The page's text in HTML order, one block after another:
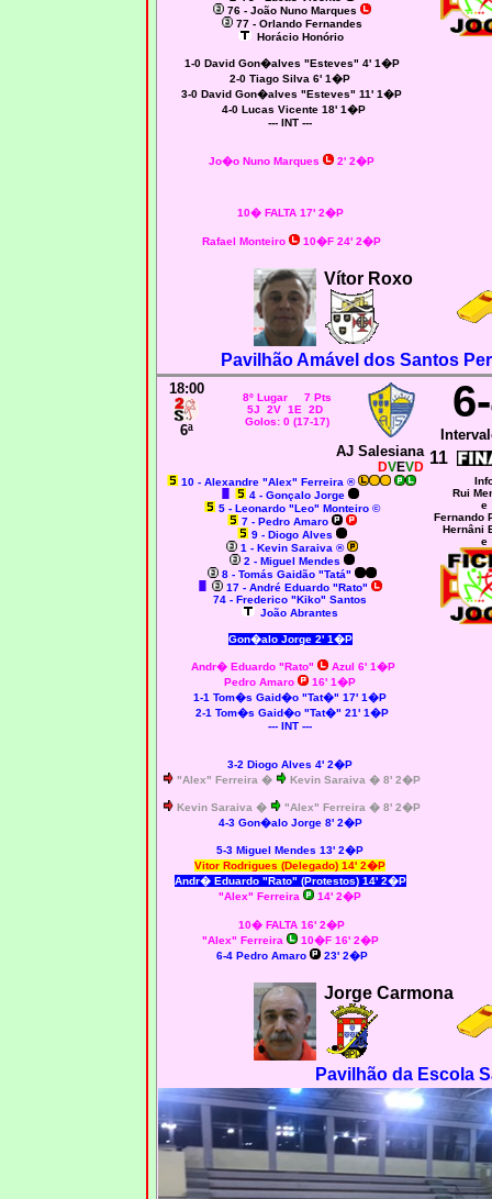
76 - João Nuno Marques
77 - Orlando Fernandes
Horácio Honório
1-0 David Gon�alves "Esteves" 4' 1�P
2-0 Tiago Silva 6' 1�P
3-0 David Gon�alves "Esteves" 11' 1�P
4-0 Lucas Vicente 18' 1�P
--- INT ---
Jo�o Nuno Marques 2' 2�P
10� FALTA 17' 2�P
Rafael Monteiro 10�F 24' 2�P
Vítor Roxo
Pavilhão Amável dos Santos
18:00
6ª
8º Lugar 7 Pts
5J 2V 1E 2D
Golos: 0 (17-17)
AJ Salesiana
DVEVD 11
10 - Alexandre "Alex" Ferreira ®
4 - Gonçalo Jorge
5 - Leonardo "Leo" Monteiro ©
7 - Pedro Amaro
9 - Diogo Alves
1 - Kevin Saraiva ®
2 - Miguel Mendes
8 - Tomás Gaidão "Tatá"
17 - André Eduardo "Rato"
74 - Frederico "Kiko" Santos
João Abrantes
Gon�alo Jorge 2' 1�P
Andr� Eduardo "Rato"
Azul 6' 1�P
Pedro Amaro
16' 1�P
1-1 Tom�s Gaid�o "Tat�" 17' 1�P
2-1 Tom�s Gaid�o "Tat�" 21' 1�P
--- INT ---
3-2 Diogo Alves 4' 2�P
"Alex" Ferreira �
Kevin Saraiva � 8' 2�P
Kevin Saraiva �
"Alex" Ferreira � 8' 2�P
4-3 Gon�alo Jorge 8' 2�P
5-3 Miguel Mendes 13' 2�P
Vitor Rodrigues (Delegado) 14' 2�P
Andr� Eduardo "Rato" (Protestos) 14' 2�P
"Alex" Ferreira
14' 2�P
10� FALTA 16' 2�P
"Alex" Ferreira
10�F 16' 2�P
6-4 Pedro Amaro
23' 2�P
Rui
e
Fernando
Hernâni
e
Jorge Carmona
Pavilhão da Escola